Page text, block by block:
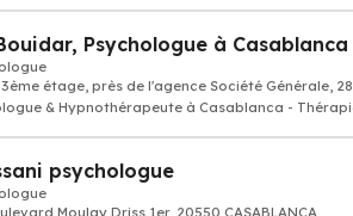
Psychologue à Casablanca
3ème étage, près de l'agence Société Générale,
& Hypnothérapeute à Casablanca -
psychologue
Moulay Driss 1er, 20550 CASABLANCA